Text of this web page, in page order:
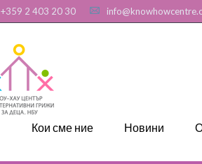
+359 2 403 20 30
Кои сме ние Новини